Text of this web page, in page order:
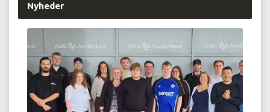
Nyheder